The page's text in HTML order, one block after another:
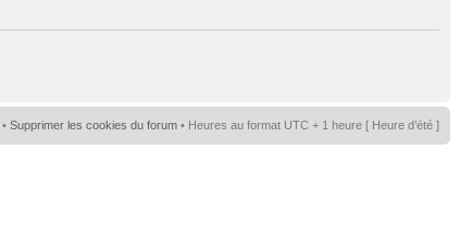
• Supprimer les cookies du forum • Heures au format UTC + 1 heure [ Heure d’été ]